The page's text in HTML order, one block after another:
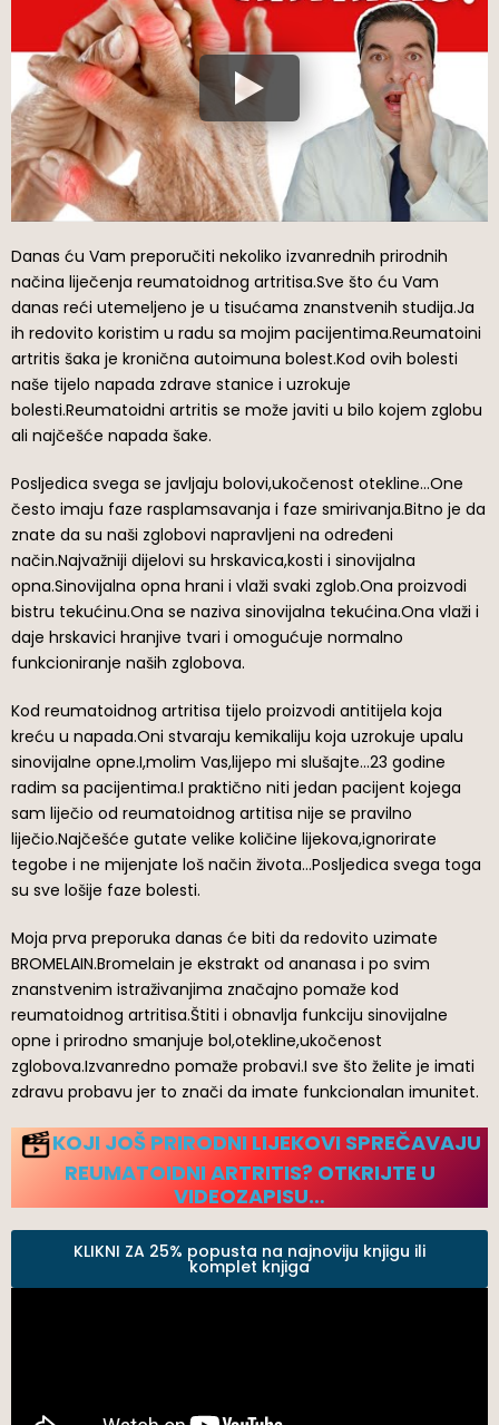
Danas ću Vam preporučiti nekoliko izvanrednih prirodnih
načina liječenja reumatoidnog artritisa.Sve što ću Vam
danas reći utemeljeno je u tisućama znanstvenih studija.Ja
ih redovito koristim u radu sa mojim pacijentima.Reumatoini
artritis šaka je kronična autoimuna bolest.Kod ovih bolesti
naše tijelo napada zdrave stanice i uzrokuje
bolesti.Reumatoidni artritis se može javiti u bilo kojem zglobu
ali najčešće napada šake.
Posljedica svega se javljaju bolovi,ukočenost otekline…One
često imaju faze rasplamsavanja i faze smirivanja.Bitno je da
znate da su naši zglobovi napravljeni na određeni
način.Najvažniji dijelovi su hrskavica,kosti i sinovijalna
opna.Sinovijalna opna hrani i vlaži svaki zglob.Ona proizvodi
bistru tekućinu.Ona se naziva sinovijalna tekućina.Ona vlaži i
daje hrskavici hranjive tvari i omogućuje normalno
funkcioniranje naših zglobova.
Kod reumatoidnog artritisa tijelo proizvodi antitijela koja
kreću u napada.Oni stvaraju kemikaliju koja uzrokuje upalu
sinovijalne opne.I,molim Vas,lijepo mi slušajte…23 godine
radim sa pacijentima.I praktično niti jedan pacijent kojega
sam liječio od reumatoidnog artitisa nije se pravilno
liječio.Najčešće gutate velike količine lijekova,ignorirate
tegobe i ne mijenjate loš način života…Posljedica svega toga
su sve lošije faze bolesti.
Moja prva preporuka danas će biti da redovito uzimate
BROMELAIN.Bromelain je ekstrakt od ananasa i po svim
znanstvenim istraživanjima značajno pomaže kod
reumatoidnog artritisa.Štiti i obnavlja funkciju sinovijalne
opne i prirodno smanjuje bol,otekline,ukočenost
zglobova.Izvanredno pomaže probavi.I sve što želite je imati
zdravu probavu jer to znači da imate funkcionalan imunitet.
KOJI JOŠ PRIRODNI LIJEKOVI SPREČAVAJU
REUMATOIDNI ARTRITIS? OTKRIJTE U
VIDEOZAPISU…
KLIKNI ZA 25% popusta na najnoviju knjigu ili
komplet knjiga